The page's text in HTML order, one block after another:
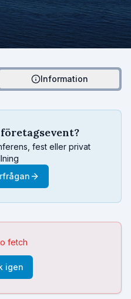
Information
fest eller privat
fetch
igen